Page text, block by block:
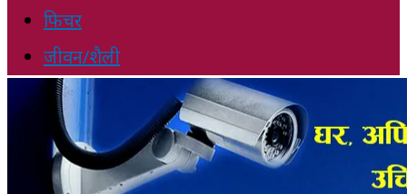
फिचर
जीवन/शैली